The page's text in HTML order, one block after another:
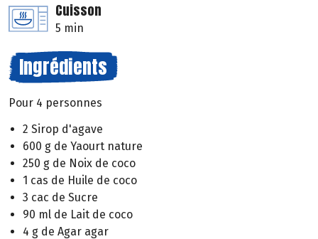
Cuisson
5 min
Ingrédients
Pour 4 personnes
2 Sirop d'agave
600 g de Yaourt nature
250 g de Noix de coco
1 cas de Huile de coco
3 cac de Sucre
90 ml de Lait de coco
4 g de Agar agar